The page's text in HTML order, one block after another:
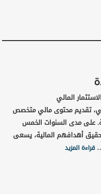
المالي
تقديم محتوى مالي متخصص
على مدى السنوات الخمس
أهدافهم المالية، يسعى
…قراءة المزيد